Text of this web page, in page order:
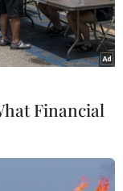
Financial